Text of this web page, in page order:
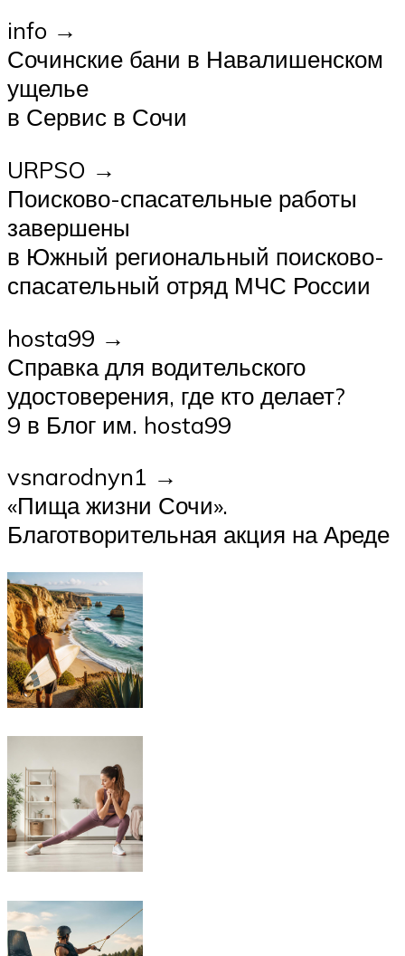
info →
Сочинские бани в Навалишенском
ущелье
в Сервис в Сочи
URPSO →
Поисково-спасательные работы
завершены
в Южный региональный поисково-
спасательный отряд МЧС России
hosta99 →
Справка для водительского
удостоверения, где кто делает?
9 в Блог им. hosta99
vsnarodnyn1 →
«Пища жизни Сочи».
Благотворительная акция на Ареде